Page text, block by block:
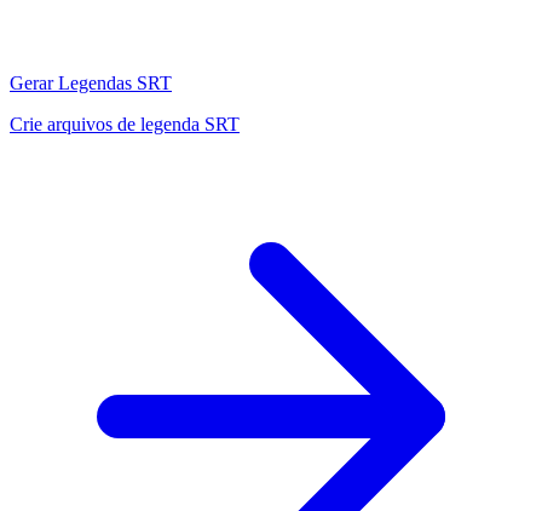
Gerar Legendas SRT
Crie arquivos de legenda SRT